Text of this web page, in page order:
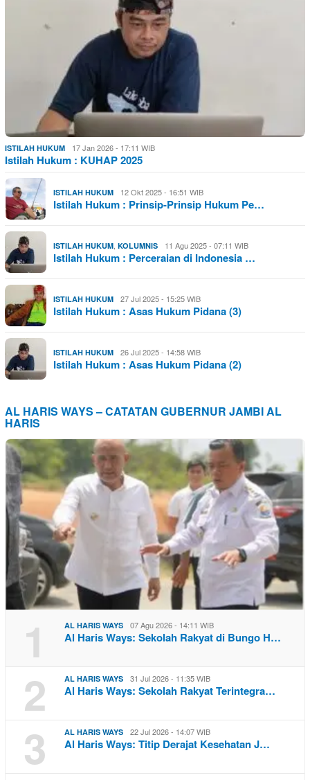
ISTILAH HUKUM 17 Jan 2026 - 17:11 WIB
Istilah Hukum : KUHAP 2025
ISTILAH HUKUM 12 Okt 2025 - 16:51 WIB
Istilah Hukum : Prinsip-Prinsip Hukum Pe…
ISTILAH HUKUM, KOLUMNIS 11 Agu 2025 - 07:11 WIB
Istilah Hukum : Perceraian di Indonesia …
ISTILAH HUKUM 27 Jul 2025 - 15:25 WIB
Istilah Hukum : Asas Hukum Pidana (3)
ISTILAH HUKUM 26 Jul 2025 - 14:58 WIB
Istilah Hukum : Asas Hukum Pidana (2)
AL HARIS WAYS – CATATAN GUBERNUR JAMBI AL
HARIS
1 AL HARIS WAYS 07 Agu 2026 - 14:11 WIB
Al Haris Ways: Sekolah Rakyat di Bungo H…
2 AL HARIS WAYS 31 Jul 2026 - 11:35 WIB
Al Haris Ways: Sekolah Rakyat Terintegra…
3 AL HARIS WAYS 22 Jul 2026 - 14:07 WIB
Al Haris Ways: Titip Derajat Kesehatan J…